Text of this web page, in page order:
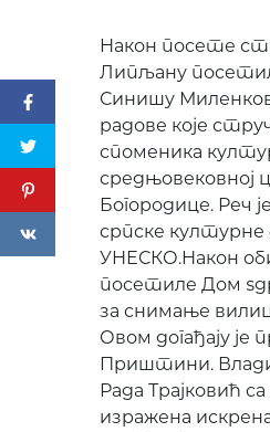
Након посете
Липљану
Синишу
радове које
споменика
средњовековној
Богородице. Реч
српске
УНЕСКО.Након
посетиле Дом
за снимање
Овом догађају
Приштини.
Рада Трајковић
изражена